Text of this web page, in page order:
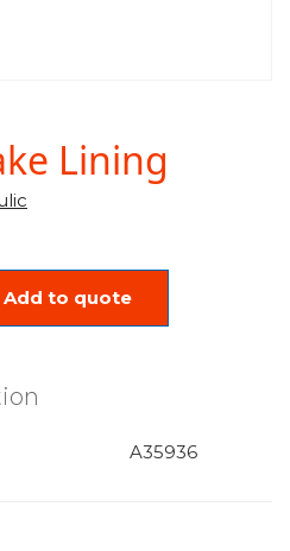
Lining
Add to quote
A35936